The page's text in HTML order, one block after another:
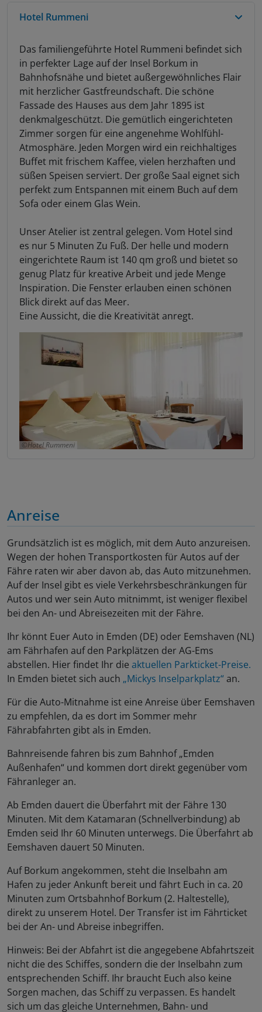
Hotel Rummeni
Das familiengeführte Hotel Rummeni befindet sich
in perfekter Lage auf der Insel Borkum in
Bahnhofsnähe und bietet außergewöhnliches Flair
mit herzlicher Gastfreundschaft. Die schöne
Fassade des Hauses aus dem Jahr 1895 ist
denkmalgeschützt. Die gemütlich eingerichteten
Zimmer sorgen für eine angenehme Wohlfühl-
Atmosphäre. Jeden Morgen wird ein reichhaltiges
Buffet mit frischem Kaffee, vielen herzhaften und
süßen Speisen serviert. Der große Saal eignet sich
perfekt zum Entspannen mit einem Buch auf dem
Sofa oder einem Glas Wein.
Unser Atelier ist zentral gelegen. Vom Hotel sind
es nur 5 Minuten Zu Fuß. Der helle und modern
eingerichtete Raum ist 140 qm groß und bietet so
genug Platz für kreative Arbeit und jede Menge
Inspiration. Die Fenster erlauben einen schönen
Blick direkt auf das Meer.
Eine Aussicht, die die Kreativität anregt.
Hotel Rummeni
Anreise
Grundsätzlich ist es möglich, mit dem Auto anzureisen.
Wegen der hohen Transportkosten für Autos auf der
Fähre raten wir aber davon ab, das Auto mitzunehmen.
Auf der Insel gibt es viele Verkehrsbeschränkungen für
Autos und wer sein Auto mitnimmt, ist weniger flexibel
bei den An- und Abreisezeiten mit der Fähre.
Ihr könnt Euer Auto in Emden (DE) oder Eemshaven (NL)
am Fährhafen auf den Parkplätzen der AG-Ems
abstellen. Hier findet Ihr die aktuellen Parkticket-Preise.
In Emden bietet sich auch „Mickys Inselparkplatz“an.
Für die Auto-Mitnahme ist eine Anreise über Eemshaven
zu empfehlen, da es dort im Sommer mehr
Fährabfahrten gibt als in Emden.
Bahnreisende fahren bis zum Bahnhof „Emden
Außenhafen“ und kommen dort direkt gegenüber vom
Fähranleger an.
Ab Emden dauert die Überfahrt mit der Fähre 130
Minuten. Mit dem Katamaran (Schnellverbindung) ab
Emden seid Ihr 60 Minuten unterwegs. Die Überfahrt ab
Eemshaven dauert 50 Minuten.
Auf Borkum angekommen, steht die Inselbahn am
Hafen zu jeder Ankunft bereit und fährt Euch in ca. 20
Minuten zum Ortsbahnhof Borkum (2. Haltestelle),
direkt zu unserem Hotel. Der Transfer ist im Fährticket
bei der An- und Abreise inbegriffen.
Hinweis: Bei der Abfahrt ist die angegebene Abfahrtszeit
nicht die des Schiffes, sondern die der Inselbahn zum
entsprechenden Schiff. Ihr braucht Euch also keine
Sorgen machen, das Schiff zu verpassen. Es handelt
sich um das gleiche Unternehmen, Bahn- und